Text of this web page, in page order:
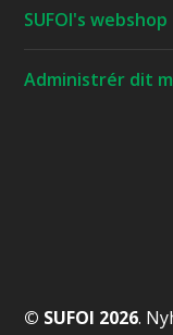
SUFOI's webshop
Administrér dit
© SUFOI 2026.